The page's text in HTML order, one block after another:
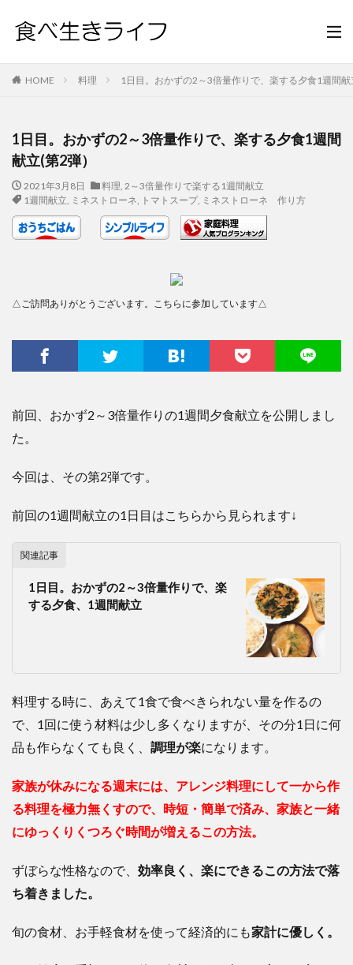
HOME 料理 1日目。おかずの2～3倍量作りで、楽する夕食1週間
1日目。おかずの2～3倍量作りで、楽する夕食1週間
献立(第2弾）
2021年3月8日 料理, 2～3倍量作りで楽する1週間献立
1週間献立, ミネストローネ, トマトスープ, ミネストローネ 作り方
△ご訪問ありがとうございます。こちらに参加しています△
前回、おかず2～3倍量作りの1週間夕食献立を公開しまし
た。
今回は、その第2弾です。
前回の1週間献立の1日目はこちらから見られます↓
関連記事
1日目。おかずの2～3倍量作りで、楽
する夕食、1週間献立
料理する時に、あえて1食で食べきられない量を作るの
で、1回に使う材料は少し多くなりますが、その分1日に何
品も作らなくても良く、 調理が楽になります。
家族が休みになる週末には、アレンジ料理にして一から作
る料理を極力無くすので、時短・簡単で済み、家族と一緒
にゆっくりくつろぐ時間が増えるこの方法。
ずぼらな性格なので、 効率良く、楽にできるこの方法で落
ち着きました。
旬の食材、お手軽食材を使って経済的にも家計に優しく。